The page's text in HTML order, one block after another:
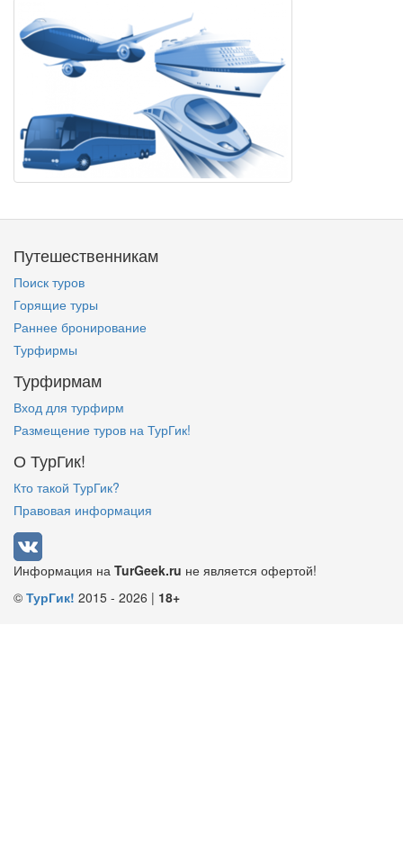
Путешественникам
Поиск туров
Горящие туры
Раннее бронирование
Турфирмы
Турфирмам
Вход для турфирм
Размещение туров на ТурГик!
О ТурГик!
Кто такой ТурГик?
Правовая информация
Информация на TurGeek.ru не является офертой!
© ТурГик! 2015 - 2026 | 18+